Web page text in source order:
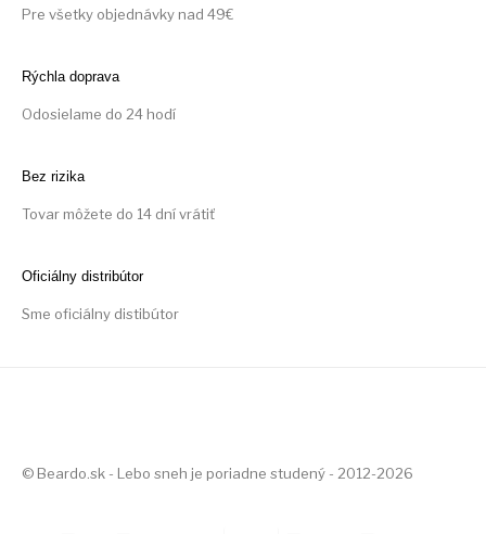
Pre všetky objednávky nad 49€
Rýchla doprava
Odosielame do 24 hodí
Bez rizika
Tovar môžete do 14 dní vrátiť
Oficiálny distribútor
Sme oficiálny distibútor
© Beardo.sk - Lebo sneh je poriadne studený - 2012-2026